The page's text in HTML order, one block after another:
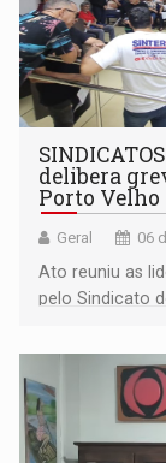
delibera
Porto Velho
Geral 06
Ato reuniu as
pelo Sindicato